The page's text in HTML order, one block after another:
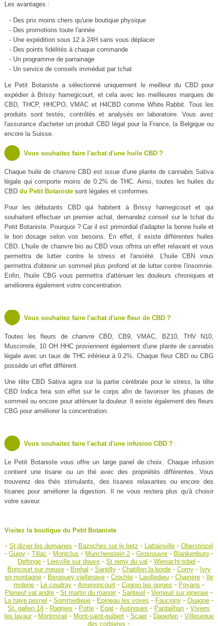
Les avantages :
- Des prix moins chers qu'une boutique physique
- Des promotions toute l'année
- Une expédition sous 12 à 24H sans vous déplacer
- Des points fidélités à chaque commande
- Un programme de parrainage
- Un service de conseils immédiat par tchat
Le Petit Botaniste a sélectionné uniquement le meilleur du CBD pour
expédier à Brissy hamegicourt, et cela avec les meilleures marques de
CBD, THCP, HHCPO, VMAC et H4CBD comme White Rabbit. Tous les
produits sont testés, contrôlés et analysés en laboratoire. Vous avez
l'assurance d'acheter un produit CBD légal pour la France, la Belgique ou
encore la Suisse.
Vous souhaitez faire l'achat d'une huile CBD ?
Chaque huile de chanvre CBD est issue d'une plante de cannabis Sativa
légale qui comporte moins de 0.2% de THC. Ainsi, toutes les huiles du
CBD du Petit Botanistesont légales et conformes.
Pour les débutants CBD qui habitent à Brissy hamegicourt et qui
souhaitent effectuer un premier achat, demandez conseil sur le tchat du
Petit Botaniste. Pourquoi ? Car il est primordial d'adapter la bonne huile et
le bon dosage selon vos besoins. En effet, il existe différentes huiles
CBD. L'huile de chanvre bio au CBD vous offrira un effet relaxant et vous
permettra de lutter contre le stress et l'anxiété. L'huile CBN vous
permettra d'obtenir un sommeil plus profond et de lutter contre l'insomnie.
Enfin, l'huile CBG vous permettra d'atténuer les douleurs chroniques et
améliorera également votre concentration.
Vous souhaitez faire l'achat d'une fleur de CBD ?
Toutes les fleurs de chanvre CBD, CB9, VMAC, BZ10, THV N10,
Muscimole, 10 OH HHC proviennent également d'une plante de cannabis
légale avec un taux de THC inférieur à 0.2%. Chaque fleur CBD ou CBG
possède un effet différent.
Une tête CBD Sativa agira sur la partie cérébrale pour le stress, la tête
CBD Indica fera son effet sur le corps afin de favoriser les phases de
sommeil ou encore pour atténuer la douleur. Il existe également des fleurs
CBG pour améliorer la concentration.
Vous souhaitez faire l'achat d'une infusion CBD ?
Le Petit Botaniste vous offre un large panel de choix. Chaque infusion
contient une tisane ou un thé avec des propriétés différentes. Vous
trouverez des thés stimulants, des tisanes relaxantes ou encore des
tisanes pour améliorer la digestion. Il ne vous restera plus qu'à choisir
votre saveur.
Visitez la boutique du Petit Botaniste
- St dizier les domaines - Bazoches sur le betz - Lattainville- Oberstinzel
-Guipy -Tillac - Montclus - Munchenstein 2 -Grosrouvre - Blankenburg -
Deftinge - Liesville sur douve -St remy du val -Wienacht-tobel -
Boncourt sur meuse- Brehal - Santilly- Chatillon la borde- Corny- Ivry
en montagne- Bergouey viellenave- Crochte- Lavilledieu- Chairière-
Ile
molene- Le coudray- Amenoncourt- Cognin les gorges - Poyans -
Pleneuf val andre -St martin du manoir-Santeuil -Verneuil sur igneraie -
La haye pesnel - Sommedieue- Epineau les voves - Faucigny- Ouagne-
St. gallen 14 - Ragnies - Potte - Egat -Autingues - Pardailhan -Viviers
les lavaur- Montmirail - Mont-saint-guibert- Scaer- Dagerlen- Villeseque
des corbieres -